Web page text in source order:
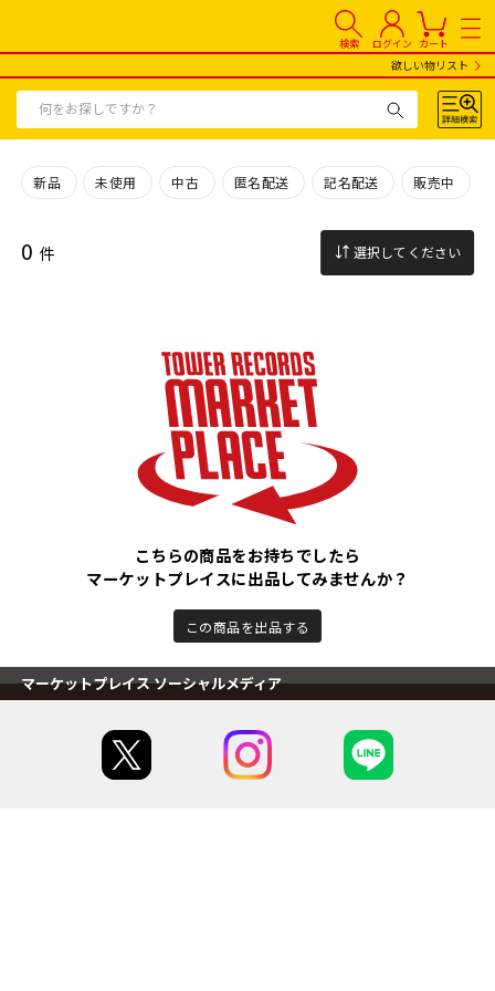
検索 ログイン カート
欲しい物リスト
新品 未使用 中古 匿名配送 記名配送 販売中
0 件 選択してください
こちらの商品をお持ちでしたら
マーケットプレイスに出品してみませんか？
この商品を出品する
マーケットプレイス ソーシャルメディア